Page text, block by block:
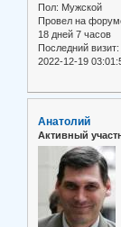
Пол: Мужской
Провел на
18 дней 7 часов
Последний визит:
2022-12-19
Анатолий
Активный